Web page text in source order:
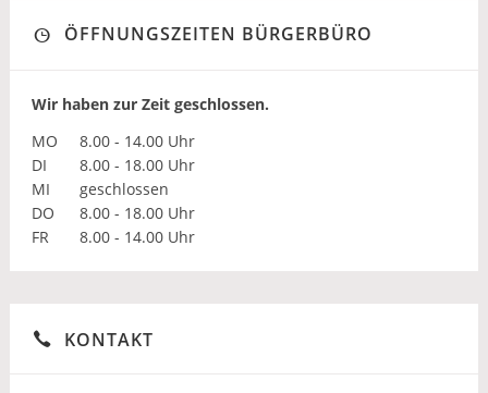
ÖFFNUNGSZEITEN BÜRGERBÜRO
Wir haben zur Zeit geschlossen.
MO
8.00 - 14.00 Uhr
DI
8.00 - 18.00 Uhr
MI
geschlossen
DO
8.00 - 18.00 Uhr
FR
8.00 - 14.00 Uhr
KONTAKT